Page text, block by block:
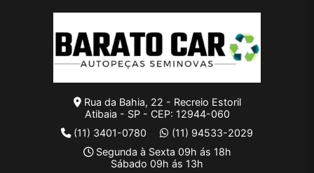
Rua da Bahia, 22 - Recreio Estoril
Atibaia - SP - CEP: 12944-060
(11) 3401-0780
(11) 94533-2029
Segunda à Sexta 09h ás 18h
Sábado 09h ás 13h